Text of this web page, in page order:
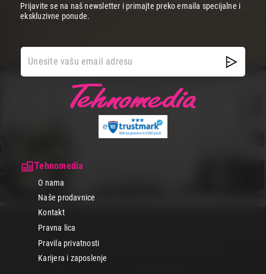
Tehnomedia
O nama
Naše prodavnice
Kontakt
Pravna lica
Pravila privatnosti
Karijera i zaposlenje
Prijavite se na naš newsletter i primajte preko emaila specijalne i
ekskluzivne ponude.